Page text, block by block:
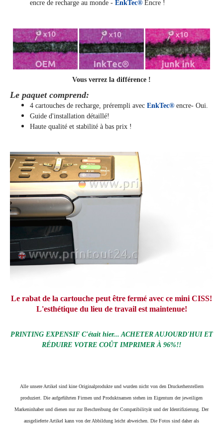
encre de recharge au monde - EnkTec® Encre !
Vous verrez la différence !
Le paquet comprend:
4 cartouches de recharge, prérempli avec EnkTec® encre- Oui.
Guide d'installation détaillé!
Haute qualité et stabilité à bas prix !
Le rabat de la cartouche peut être fermé avec ce mini CISS!
L'esthétique du lieu de travail est maintenue!
PRINTING EXPENSIF C'était hier... ACHETER AUJOURD'HUI ET
RÉDUIRE VOTRE COÛT IMPRIMER À 96%!!
Alle unsere Artikel sind kine Originalprodukte und wurden nicht von den Druckerherstellern
produziert. Die aufgeführten Firmen und Produktnamen stehen im Eigentum der jeweiligen
Markeninhaber und dienen nur zur Beschreibung der Compatibilityät und der Identifizierung. Der
ausgelieferte Artikel kann von der Abbildung leicht abweichen. Die Fotos sind daher als